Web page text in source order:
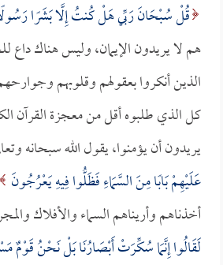
قُلْ سُبْحَانَ رَبِّي هَلْ كُنتُ إِلَّا بَشَرًا
هم لا يريدون الإيمان، وليس هناك داع
الذين أنكروا بعقولهم وقلوبهم
كل الذي طلبوه أقل من معجزة القرآن
يريدون أن يؤمنوا، يقول الله سبحانه
عَلَيْهِمْ بَابًا مِنَ السَّمَاءِ فَظَلُّوا فِيهِ يَعْرُجُونَ
أخذناهم وأريناهم السماء والأفلاك
لَقَالُوا إِنَّمَا سُكِّرَتْ أَبْصَارُنَا بَلْ نَحْنُ